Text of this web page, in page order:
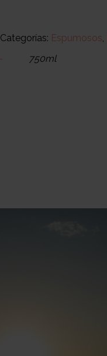
Categorías: Espumosos,
750ml